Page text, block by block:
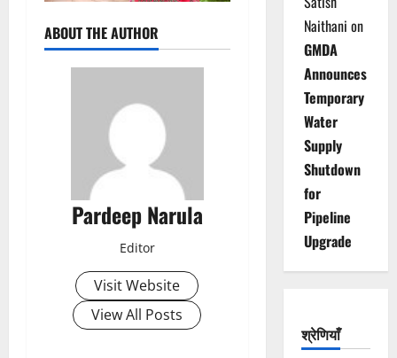
ABOUT THE AUTHOR
Pardeep Narula
Editor
Visit Website
View All Posts
Naithani on
GMDA
Announces
Temporary
Water
Supply
Shutdown
for
Pipeline
Upgrade
श्रेणियाँ